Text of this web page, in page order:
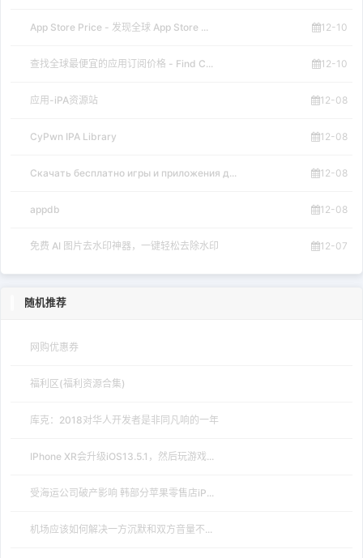
App Store Price - 发现全球 App Store ... 12-10
查找全球最便宜的应用订阅价格 - Find C... 12-10
应用-iPA资源站 12-08
CyPwn IPA Library 12-08
Скачать бесплатно игры и приложения д... 12-08
appdb 12-08
免费 AI 图片去水印神器，一键轻松去除水印 12-07
随机推荐
网购优惠券
福利区(福利资源合集)
库克：2018对华人开发者是非同凡响的一年
IPhone XR会升级iOS13.5.1，然后玩游戏...
受海运公司破产影响 韩部分苹果零售店iP...
机场应该如何解决一方沉默和双方音量不...